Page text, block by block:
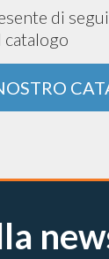
di
catalogo